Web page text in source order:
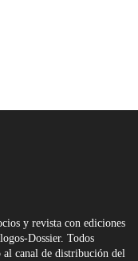
y revista con ediciones
Dossier. Todos
canal de distribución del